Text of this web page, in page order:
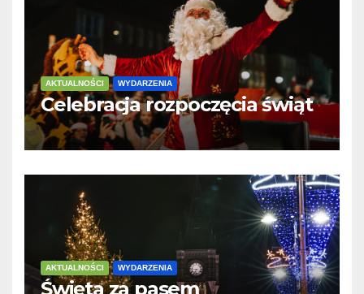
AKTUALNOŚCI WYDARZENIA
Celebracja rozpoczęcia świąt
AKTUALNOŚCI WYDARZENIA
Święta za pasem